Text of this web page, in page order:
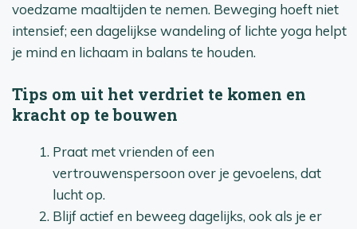
voedzame maaltijden te nemen. Beweging hoeft niet
intensief; een dagelijkse wandeling of lichte yoga helpt
je mind en lichaam in balans te houden.
Tips om uit het verdriet te komen en
kracht op te bouwen
Praat met vrienden of een
vertrouwenspersoon over je gevoelens, dat
lucht op.
Blijf actief en beweeg dagelijks, ook als je er